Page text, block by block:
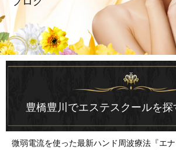
豊橋豊川でエステスクールを探
微弱電流を使った最新ハンド周波療法『エナ